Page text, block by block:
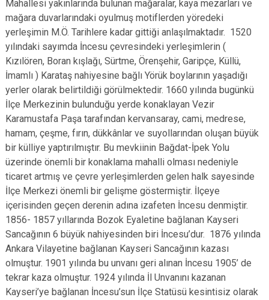
Mahallesi yakınlarında bulunan mağaralar, kaya mezarları ve
mağara duvarlarındaki oyulmuş motiflerden yöredeki
yerleşimin M.Ö. Tarihlere kadar gittiği anlaşılmaktadır. 1520
yılındaki sayımda İncesu çevresindeki yerleşimlerin (
Kızılören, Boran kışlağı, Sürtme, Örenşehir, Garipçe, Küllü,
İmamlı ) Karataş nahiyesine bağlı Yörük boylarının yaşadığı
yerler olarak belirtildiği görülmektedir. 1660 yılında bugünkü
İlçe Merkezinin bulunduğu yerde konaklayan Vezir
Karamustafa Paşa tarafından kervansaray, cami, medrese,
hamam, çeşme, fırın, dükkânlar ve suyollarından oluşan büyük
bir külliye yaptırılmıştır. Bu mevkiinin Bağdat-İpek Yolu
üzerinde önemli bir konaklama mahalli olması nedeniyle
ticaret artmış ve çevre yerleşimlerden gelen halk sayesinde
İlçe Merkezi önemli bir gelişme göstermiştir. İlçeye
içerisinden geçen derenin adına izafeten İncesu denmiştir.
1856- 1857 yıllarında Bozok Eyaletine bağlanan Kayseri
Sancağının 6 büyük nahiyesinden biri İncesu’dur. 1876 yılında
Ankara Vilayetine bağlanan Kayseri Sancağının kazası
olmuştur. 1901 yılında bu unvanı geri alınan İncesu 1905’ de
tekrar kaza olmuştur. 1924 yılında İl Unvanını kazanan
Kayseri’ye bağlanan İncesu’sun İlçe Statüsü kesintisiz olarak